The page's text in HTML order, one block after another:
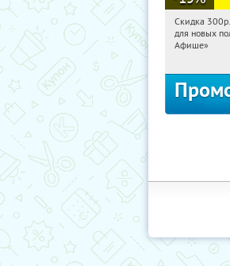
05:08:11
Россия
Скидка
для новых
Афише»